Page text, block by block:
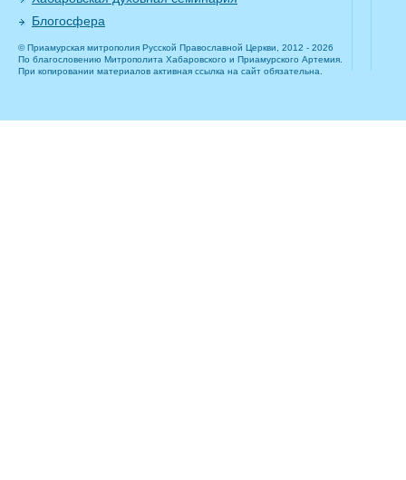
Блогосфера
© Приамурская митрополия Русской Православной Церкви, 2012 - 2026
По благословению Митрополита Хабаровского и Приамурского Артемия.
При копировании материалов активная ссылка на сайт обязательна.